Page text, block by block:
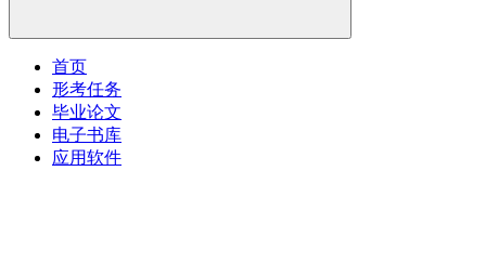
首页
形考任务
毕业论文
电子书库
应用软件